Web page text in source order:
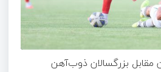
بزرگسالان ذوب‌آهن